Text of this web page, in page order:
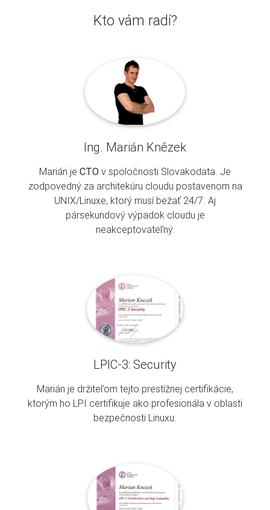
Kto vám radí?
Ing. Marián Knězek
Marián je CTO v spoločnosti Slovakodata. Je
zodpovedný za architekúru cloudu postavenom na
UNIX/Linuxe, ktorý musí bežať 24/7. Aj
pársekundový výpadok cloudu je
neakceptovateľný.
LPIC-3: Security
Marián je držiteľom tejto prestížnej certifikácie,
ktorým ho LPI certifikuje ako profesionála v oblasti
bezpečnosti Linuxu.